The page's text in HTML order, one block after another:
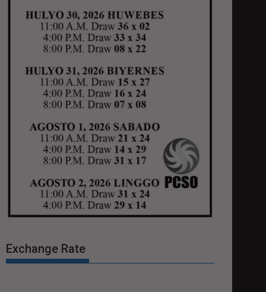
Exchange Rate